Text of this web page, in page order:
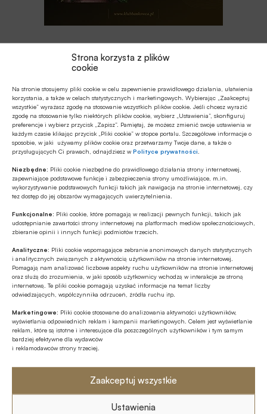
Strona korzysta z plików
cookie
Na stronie stosujemy pliki cookie w celu zapewnienie prawidłowego działania, ułatwienia
korzystania, a także w celach statystycznych i marketingowych. Wybierając „Zaakceptuj
wszystkie” wyrażasz zgodę na stosowanie wszystkich plików cookie. Jeśli chcesz wyrazić
zgodę na stosowanie tylko niektórych plików cookie, wybierz „Ustawienia”, skonfiguruj
preferencje i wybierz przycisk „Zapisz”. Pamiętaj, że możesz zmienić swoje ustawienia w
każdym czasie klikając przycisk „Pliki cookie” w stopce portalu. Szczegółowe informacje o
sposobie, w jaki używamy plików cookie oraz przetwarzamy Twoje dane, a także o
przysługujących Ci prawach, odnajdziesz wPolityce prywatności
Niezbędne: Pliki cookie niezbędne do prawidłowego działania strony internetowej,
zapewniające podstawowe funkcje i zabezpieczenia strony umożliwiające, m.in.
wykorzystywanie podstawowych funkcji takich jak nawigacja na stronie internetowej, czy
tez dostęp do jej obszarów wymagających uwierzytelnienia.
Funkcjonalne: Pliki cookie, które pomagają w realizacji pewnych funkcji, takich jak
udostępnianie zawartości strony internetowej na platformach mediów społecznościowych,
zbieranie opinii i innych funkcji podmiotów trzecich.
Analityczne: Pliki cookie wspomagające zebranie anonimowych danych statystycznych
i analitycznych związanych z aktywnością użytkowników na stronie internetowej.
Pomagają nam analizować liczbowe aspekty ruchu użytkowników na stronie internetowej
oraz służą do zrozumienia, w jaki sposób użytkownicy wchodzą w interakcje ze stroną
internetową. Te pliki cookie pomagają uzyskać informacje na temat liczby
odwiedzających, współczynnika odrzuceń, źródła ruchu itp.
Marketingowe: Pliki cookie stosowane do analizowania aktywności użytkowników,
wyświetlania odpowiednich reklam i kampanii marketingowych. Celem jest wyświetlanie
reklam, które są istotne i interesujące dla poszczególnych użytkowników i tym samym
bardziej efektywne dla wydawców
i reklamodawców strony trzeciej.
Zaakceptuj wszystkie
Ustawienia
EBC o ewentualnym finansowaniu
wydatków obronnych przez NBP
GOSPODARKA
Leasing w Polsce rośnie znacznie silniej
niż nasze PKB
Z RYNKU FINANSOWEGO
Poziom aktywów OFE w lipcu ’26
osiągnął rekordową wartość 354,9 mld
zł
ESG
Fale upałów nie są wyłącznie
problemem pogodowym – to istotne
ryzyko biznesowe
GOSPODARKA
Minister finansów i gospodarki nie
wyklucza kolejnych po OKI propozycji
dot. produktów inwestycyjnych
GOSPODARKA
BIG InfoMonitor o przyczynach
rosnącego zadłużenia polskiego e-
commerce